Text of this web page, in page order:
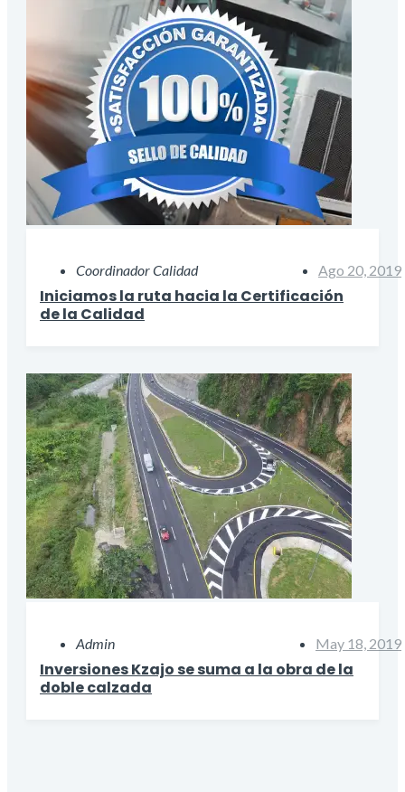
Coordinador Calidad Ago 20, 2019
Iniciamos la ruta hacia la Certificación
de la Calidad
Admin May 18, 2019
Inversiones Kzajo se suma a la obra de la
doble calzada